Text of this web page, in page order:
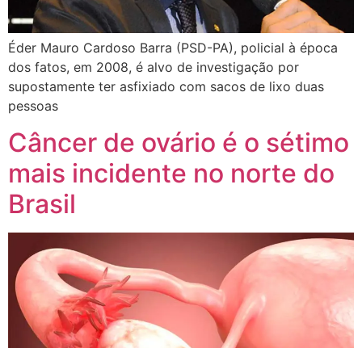
Éder Mauro Cardoso Barra (PSD-PA), policial à época
dos fatos, em 2008, é alvo de investigação por
supostamente ter asfixiado com sacos de lixo duas
pessoas
Câncer de ovário é o sétimo
mais incidente no norte do
Brasil